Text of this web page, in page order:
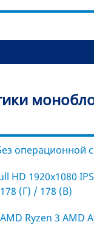
операционной
HD 1920х1080
(Г) / 178 (В)
Ryzen 3 AMD